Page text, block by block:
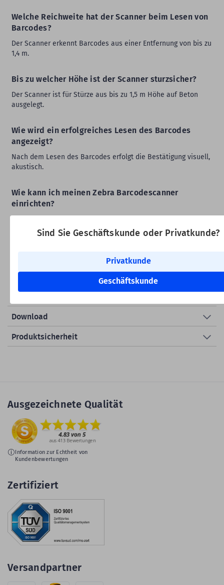
Sind Sie Geschäftskunde oder Privatkunde?
Privatkunde
Geschäftskunde
Welche Reichweite hat der Scanner beim Lesen von
Barcodes?
Der Scanner erkennt Barcodes aus einer Entfernung von bis zu
1,4 m.
Bis zu welcher Höhe ist der Scanner sturzsicher?
Der Scanner ist für Stürze aus bis zu 1,5 m Höhe auf Beton
ausgelegt.
Wie wird ein erfolgreiches Lesen des Barcodes
angezeigt?
Nach dem Lesen des Barcodes erfolgt die Bestätigung visuell,
akustisch.
Wie kann ich meinen Zebra Barcodescanner
einrichten?
Barcodescanner am PC einrichten. Das Windows-
Einstellungen wie Schnittstellen, Barcode-Schriftarten oder
Download
Produktsicherheit
Ausgezeichnete Qualität
Information zur Echtheit von
Kundenbewertungen
Zertifiziert
Versandpartner